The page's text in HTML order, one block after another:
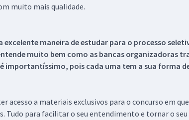
muito mais qualidade.
excelente maneira de estudar para o processo
muito bem como as bancas organizadoras
importantíssimo, pois cada uma tem a sua forma
acesso a materiais exclusivos para o concurso em
Tudo para facilitar o seu entendimento e tornar o